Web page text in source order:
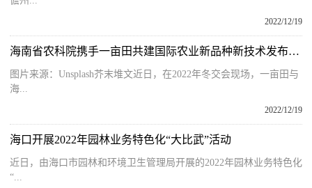
2022/12/19
海南省农科院携手一亩田共建国际农业新品种新技术发布平台
图片来源：Unsplash芥末堆文近日，在2022年冬交会现场，一亩田与
海...
2022/12/19
海口开展2022年园林业务特色化“大比武”活动
近日，由海口市园林和环境卫生管理局开展的2022年园林业务特色化
“...